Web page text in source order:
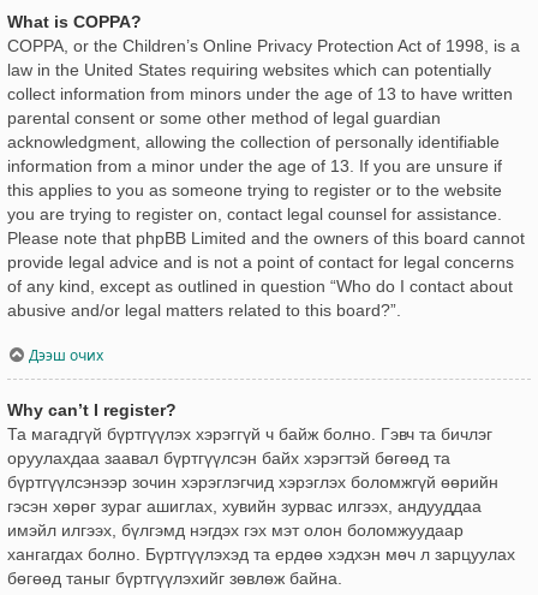
What is COPPA?
COPPA, or the Children’s Online Privacy Protection Act of 1998, is a
law in the United States requiring websites which can potentially
collect information from minors under the age of 13 to have written
parental consent or some other method of legal guardian
acknowledgment, allowing the collection of personally identifiable
information from a minor under the age of 13. If you are unsure if
this applies to you as someone trying to register or to the website
you are trying to register on, contact legal counsel for assistance.
Please note that phpBB Limited and the owners of this board cannot
provide legal advice and is not a point of contact for legal concerns
of any kind, except as outlined in question “Who do I contact about
abusive and/or legal matters related to this board?”.
Дээш очих
Why can’t I register?
Та магадгүй бүртгүүлэх хэрэггүй ч байж болно. Гэвч та бичлэг
оруулахдаа заавал бүртгүүлсэн байх хэрэгтэй бөгөөд та
бүртгүүлсэнээр зочин хэрэглэгчид хэрэглэх боломжгүй өөрийн
гэсэн хөрөг зураг ашиглах, хувийн зурвас илгээх, андууддаа
имэйл илгээх, бүлгэмд нэгдэх гэх мэт олон боломжуудаар
хангагдах болно. Бүртгүүлэхэд та ердөө хэдхэн мөч л зарцуулах
бөгөөд таныг бүртгүүлэхийг зөвлөж байна.